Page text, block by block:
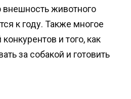
внешность животного
к году. Также многое
и того, как
за собакой и готовить